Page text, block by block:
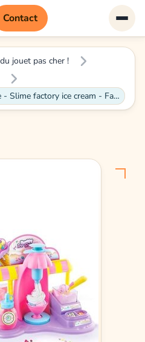
Contact
jouet pas cher !
CANAL TOYS - So Slime - Slime factory ice cream - Fabrique à glace Slime Fluffy - SSC 180